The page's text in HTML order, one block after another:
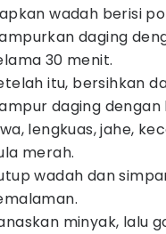
wadah berisi
daging
30 menit.
itu, bersihkan
daging
lengkuas, jahe,
merah.
wadah dan
minyak, lalu